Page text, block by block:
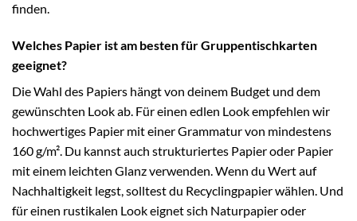
finden.
Welches Papier ist am besten für Gruppentischkarten
geeignet?
Die Wahl des Papiers hängt von deinem Budget und dem
gewünschten Look ab. Für einen edlen Look empfehlen wir
hochwertiges Papier mit einer Grammatur von mindestens
160 g/m². Du kannst auch strukturiertes Papier oder Papier
mit einem leichten Glanz verwenden. Wenn du Wert auf
Nachhaltigkeit legst, solltest du Recyclingpapier wählen. Und
für einen rustikalen Look eignet sich Naturpapier oder